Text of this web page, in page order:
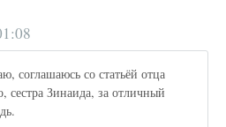
соглашаюсь со статьёй отца
Зинаида, за отличный